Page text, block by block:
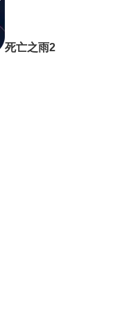
死亡之雨2